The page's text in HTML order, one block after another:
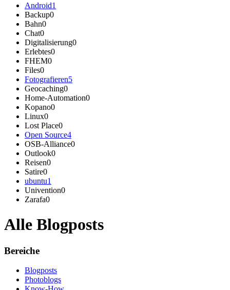
Android1
Backup0
Bahn0
Chat0
Digitalisierung0
Erlebtes0
FHEM0
Files0
Fotografieren5
Geocaching0
Home-Automation0
Kopano0
Linux0
Lost Place0
Open Source4
OSB-Alliance0
Outlook0
Reisen0
Satire0
ubuntu1
Univention0
Zarafa0
Alle Blogposts
Bereiche
Blogposts
Photoblogs